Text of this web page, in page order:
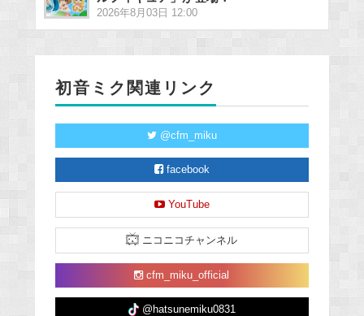
2026年8月03日 12:00
初音ミク関連リンク
@cfm_miku
facebook
YouTube
ニコニコチャンネル
cfm_miku_official
@hatsunemiku0831